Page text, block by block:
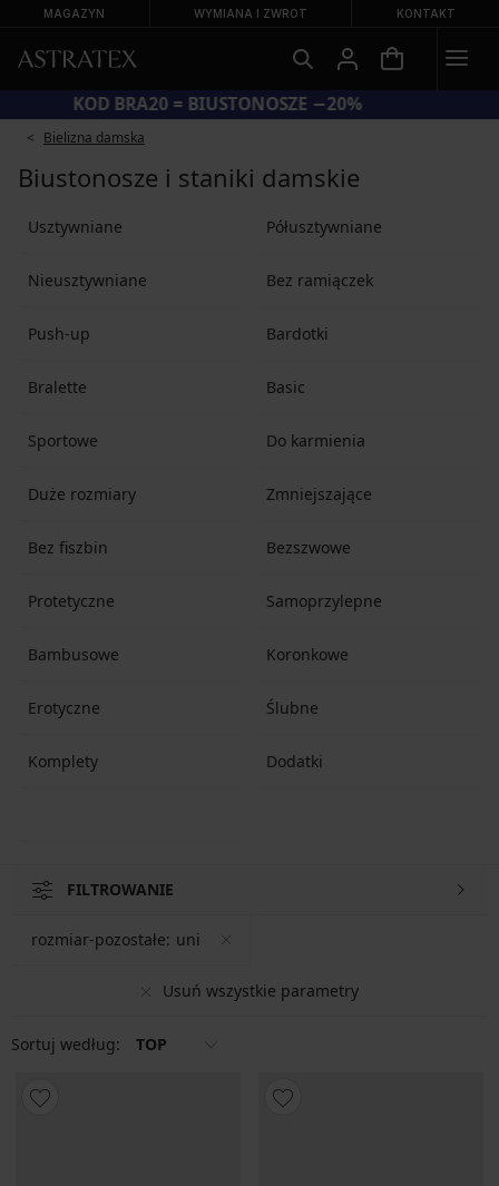
MAGAZYN WYMIANA I ZWROT KONTAKT
KOD BRA20 = BIUSTONOSZE −20%
Bielizna damska
Biustonosze i staniki damskie
Usztywniane Półusztywniane
Nieusztywniane Bez ramiączek
Push-up Bardotki
Bralette Basic
Sportowe Do karmienia
Duże rozmiary Zmniejszające
Bez fiszbin Bezszwowe
Protetyczne Samoprzylepne
Bambusowe Koronkowe
Erotyczne Ślubne
Komplety Dodatki
FILTROWANIE
Usuń wszystkie parametry
rozmiar-pozostałe: uni
Sortuj według: TOP